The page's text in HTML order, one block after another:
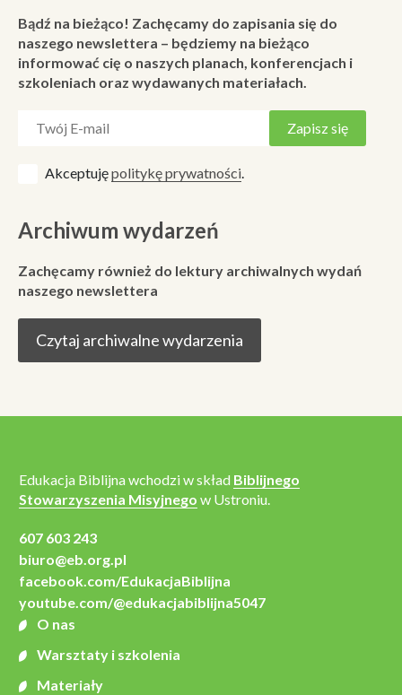
Bądź na bieżąco! Zachęcamy do zapisania się do
naszego newslettera – będziemy na bieżąco
informować cię o naszych planach, konferencjach i
szkoleniach oraz wydawanych materiałach.
Akceptujępolitykę prywatności.
Archiwum wydarzeń
Zachęcamy również do lektury archiwalnych wydań
naszego newslettera
Czytaj archiwalne wydarzenia
Edukacja Biblijna wchodzi w skład Biblijnego
Stowarzyszenia Misyjnego w Ustroniu.
607 603 243
biuro@eb.org.pl
facebook.com/EdukacjaBiblijna
youtube.com/@edukacjabiblijna5047
O nas
Warsztaty i szkolenia
Materiały